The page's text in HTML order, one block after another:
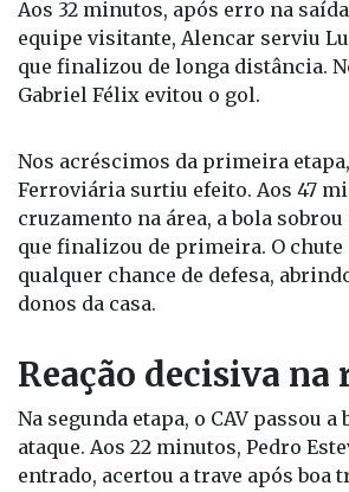
Aos 32 minutos, após erro na
equipe visitante, Alencar serviu
que finalizou de longa distância.
Nos acréscimos da primeira etapa,
Ferroviária surtiu efeito. Aos 47
cruzamento na área, a bola
que finalizou de primeira. O chute
qualquer chance de defesa,
Reação decisiva na
Na segunda etapa, o CAV passou a
ataque. Aos 22 minutos, Pedro